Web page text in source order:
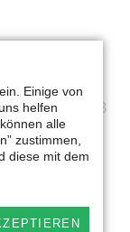
von SB
von
sowie
Einige von
helfen
alle
zustimmen,
diese mit dem